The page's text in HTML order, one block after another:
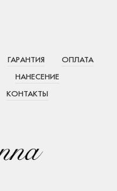
ГАРАНТИЯ
ОПЛАТА
НАНЕСЕНИЕ
КОНТАКТЫ